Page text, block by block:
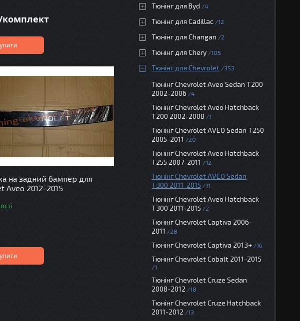
комплект
на задний бампер для
Aveo 2012-2015
Тюнінг для Byd 4
Тюнінг для Cadillac 12
Тюнінг для Changan 2
Тюнінг для Chery 105
Тюнінг для Chevrolet 353
Тюнінг Chevrolet Aveo Sedan T200
2002-2006
4
Тюнінг Chevrolet Aveo Hatchback
T200 2002-2008
1
Тюнінг Chevrolet AVEO Sedan T250
2005-2011
20
Тюнінг Chevrolet Aveo Hatchback
T255 2007-2011
12
Тюнінг Chevrolet AVEO Sedan
T300 2011-2015
11
Тюнінг Chevrolet Aveo Hatchback
T300 2011-2015
2
Тюнінг Chevrolet Captiva 2006-
2011
28
Тюнінг Chevrolet Captiva 2013+ 16
Тюнінг Chevrolet Cobalt 2011-2015
1
Тюнінг Chevrolet Cruze Sedan
2008-2012
18
Тюнінг Chevrolet Cruze Hatchback
2011-2012
13